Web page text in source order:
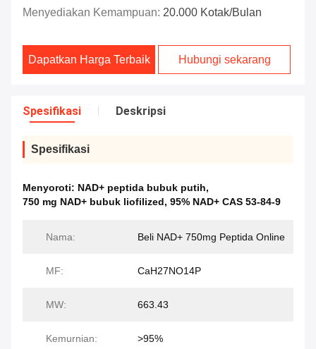
Menyediakan Kemampuan: 20.000 Kotak/bulan
Dapatkan Harga Terbaik Hubungi sekarang
Spesifikasi Deskripsi
Spesifikasi
Menyoroti: NAD+ peptida bubuk putih,
750 mg NAD+ bubuk liofilized, 95% NAD+ CAS 53-84-9
Nama: Beli NAD+ 750mg Peptida Online
MF: CaH27NO14P
MW: 663.43
Kemurnian: >95%